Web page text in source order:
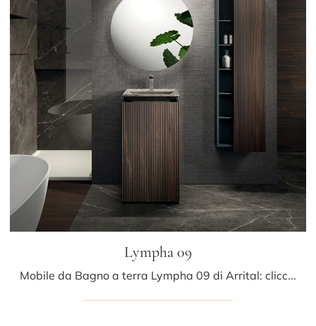
Lympha 09
Mobile da Bagno a terra Lympha 09 di Arrital: clicca e scopri di più su mobili bagno a terra in legno e accessori del marchio.